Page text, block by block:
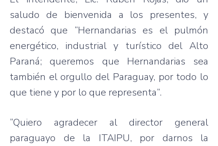
saludo de bienvenida a los presentes, y
destacó que “Hernandarias es el pulmón
energético, industrial y turístico del Alto
Paraná; queremos que Hernandarias sea
también el orgullo del Paraguay, por todo lo
que tiene y por lo que representa”.
“Quiero agradecer al director general
paraguayo de la ITAIPU, por darnos la